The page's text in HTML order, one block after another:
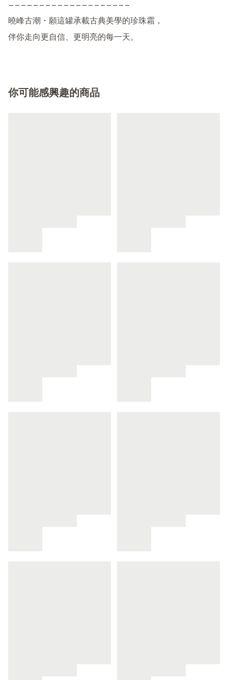
————————————————————
曉峰古潮・願這罐承載古典美學的珍珠霜，
伴你走向更自信、更明亮的每一天。
你可能感興趣的商品